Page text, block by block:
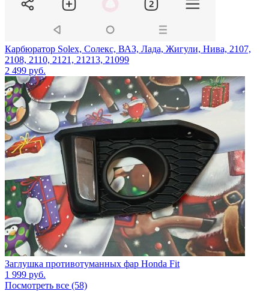
Карбюратор Solex, Солекс, ВАЗ, Лада, Жигули, Нива, 2107,
2108, 2110, 2121, 21213, 21099
2 499 руб.
Заглушка противотуманных фар Honda Fit
1 999 руб.
Посмотреть все (58)